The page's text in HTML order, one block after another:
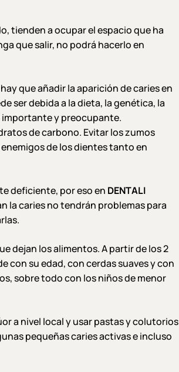
tienden a ocupar el espacio que ha
que salir, no podrá hacerlo en
que añadir la aparición de caries en
ser debida a la dieta, la genética, la
importante y preocupante.
de carbono. Evitar los zumos
de los dientes tanto en
deficiente, por eso en DENTALI
la caries no tendrán problemas para
dejan los alimentos. A partir de los 2
con su edad, con cerdas suaves y con
sobre todo con los niños de menor
a nivel local y usar pastas y colutorios
pequeñas caries activas e incluso